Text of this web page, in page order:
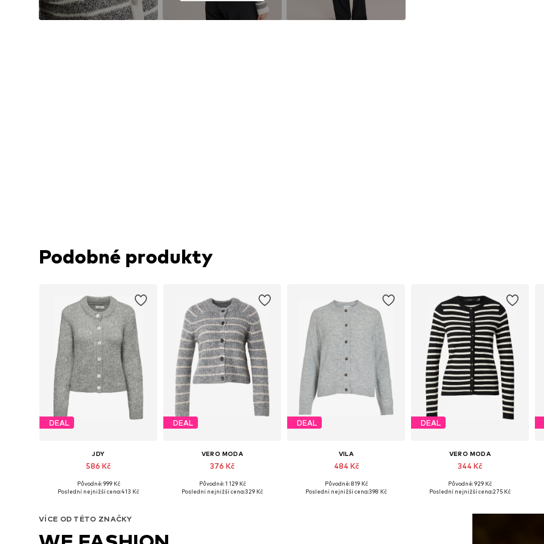
Podobné produkty
DEAL
JDY
586 Kč
Dostupné velikosti: XS, S, M, L
Původně: 999 Kč
Poslední nejnižší cena:413 Kč
DEAL
VERO MODA
376 Kč
Dostupné velikosti: XS, S, M, L, XL
Původně: 1 129 Kč
Poslední nejnižší cena:329 Kč
DEAL
VILA
484 Kč
Dostupné velikosti: XS, S, L, XL
Původně: 819 Kč
Poslední nejnižší cena:398 Kč
DEAL
VERO MODA
344 Kč
Dostupné velikosti: XS, S, M, L, XL
Původně: 929 Kč
Poslední nejnižší cena:275 Kč
VÍCE OD TÉTO ZNAČKY